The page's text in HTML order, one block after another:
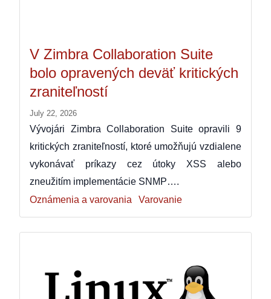
V Zimbra Collaboration Suite
bolo opravených deväť kritických
zraniteľností
July 22, 2026
Vývojári Zimbra Collaboration Suite opravili 9
kritických zraniteľností, ktoré umožňujú vzdialene
vykonávať príkazy cez útoky XSS alebo
zneužitím implementácie SNMP….
Oznámenia a varovania
Varovanie